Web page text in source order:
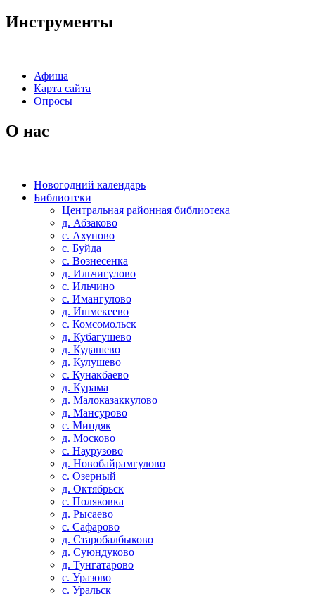
Инструменты
Афиша
Карта сайта
Опросы
О нас
Новогодний календарь
Библиотеки
Центральная районная библиотека
д. Абзаково
с. Ахуново
с. Буйда
с. Вознесенка
д. Ильчигулово
с. Ильчино
с. Имангулово
д. Ишмекеево
с. Комсомольск
д. Кубагушево
д. Кудашево
д. Кулушево
с. Кунакбаево
д. Курама
д. Малоказаккулово
д. Мансурово
с. Миндяк
д. Москово
с. Наурузово
д. Новобайрамгулово
с. Озерный
д. Октябрьск
с. Поляковка
д. Рысаево
с. Сафарово
д. Старобалбыково
д. Суюндуково
д. Тунгатарово
с. Уразово
с. Уральск